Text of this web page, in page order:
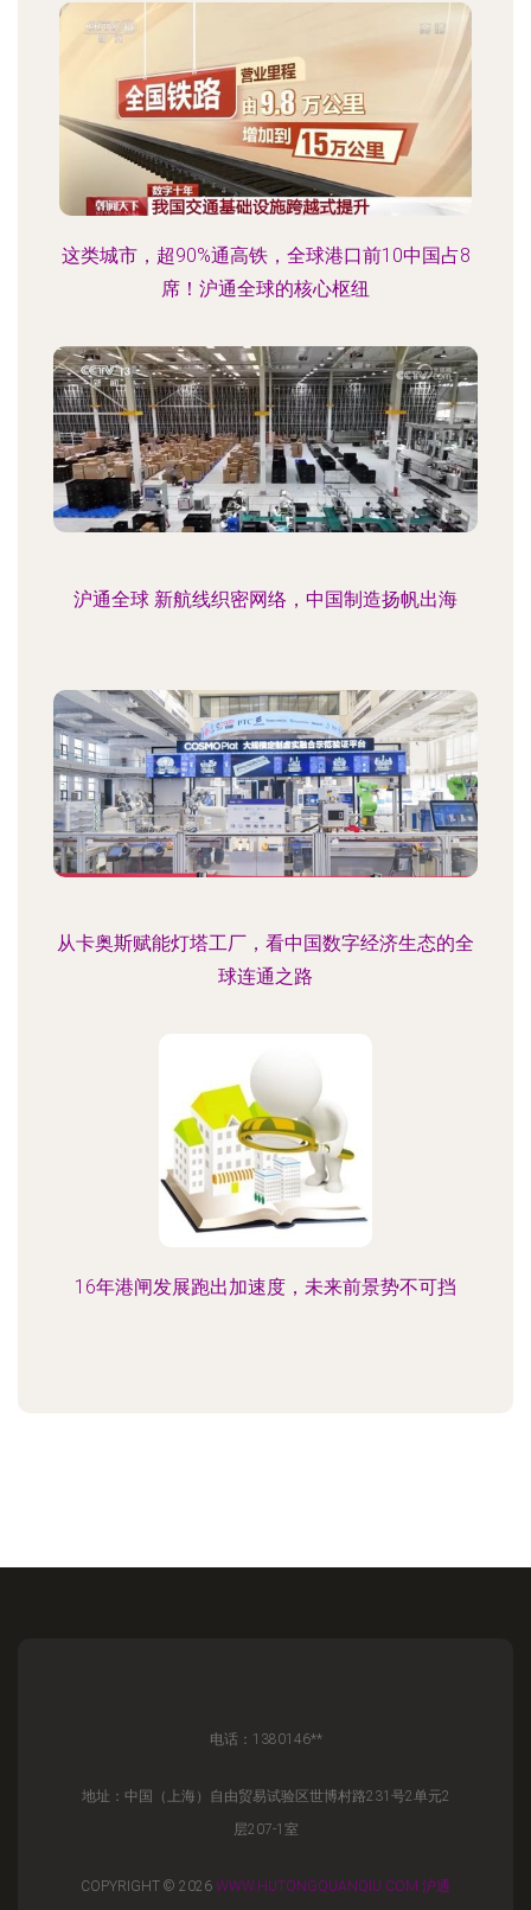
这类城市，超90%通高铁，全球港口前10中国占8
席！沪通全球的核心枢纽
沪通全球 新航线织密网络，中国制造扬帆出海
从卡奥斯赋能灯塔工厂，看中国数字经济生态的全
球连通之路
16年港闸发展跑出加速度，未来前景势不可挡
电话：1380146**
地址：中国（上海）自由贸易试验区世博村路231号2单元2
层207-1室
COPYRIGHT © 2026 WWW.HUTONGQUANQIU.COM 沪通